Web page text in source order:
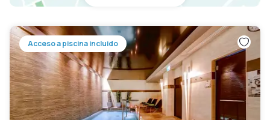
Acceso a piscina incluido